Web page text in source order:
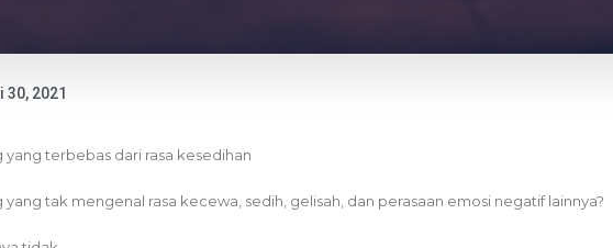
30, 2021
yang terbebas dari rasa kesedihan
yang tak mengenal rasa kecewa, sedih, gelisah, dan perasaan emosi negatif lainnya?